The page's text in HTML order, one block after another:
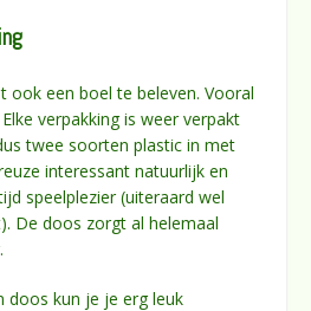
ook een boel te beleven. Vooral
verpakking is weer verpakt
twee soorten plastic in met
interessant natuurlijk en
speelplezier (uiteraard wel
De doos zorgt al helemaal
doos kun je je erg leuk